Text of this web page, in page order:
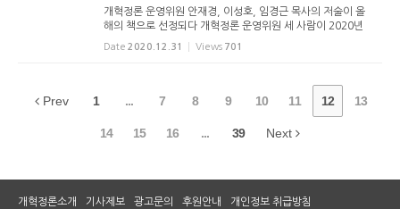
개혁정론 운영위원 안재경, 이성호, 임경근 목사의 저술이 올
해의 책으로 선정되다 개혁정론 운영위원 세 사람이 2020년
한해 동안 발행한 책들이 올해의 책으로 각각 선정되었다. 임
경근 목사의 저술 “109편의 스토리를 따라 세계교회사 걷
Date 2020.12.31 Views 701
Prev 1 ... 7 8 9 10 11 12 13
14 15 16 ... 39 Next
개혁정론소개 기사제보 광고문의 후원안내 개인정보 취급방침